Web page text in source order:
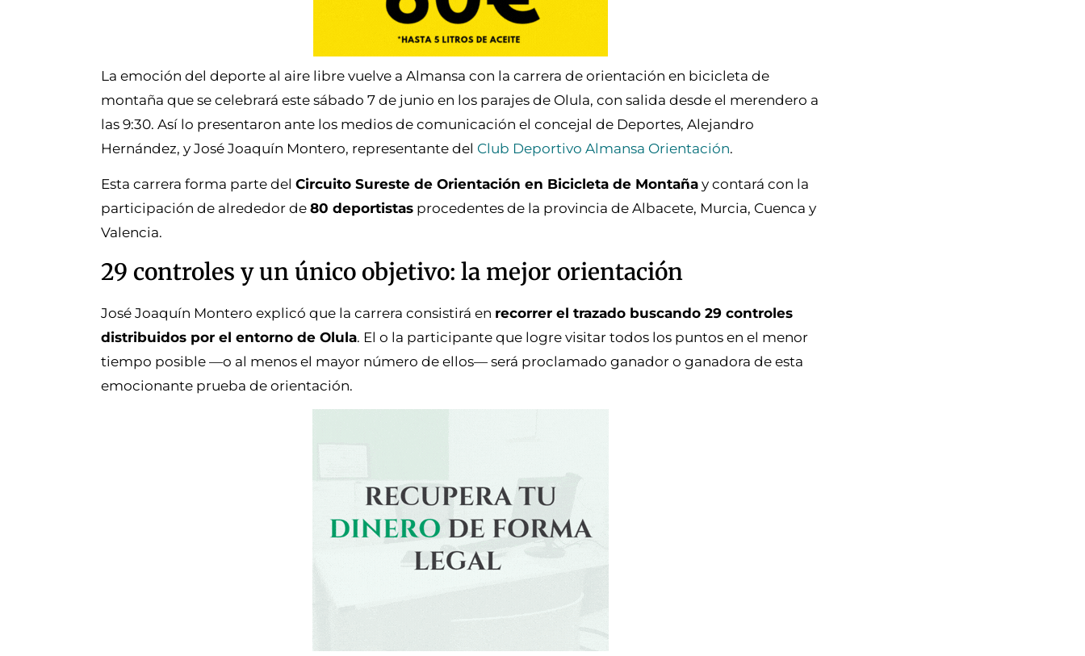
La emoción del deporte al aire libre vuelve a Almansa con la carrera de orientación en bicicleta de
montaña que se celebrará este sábado 7 de junio en los parajes de Olula, con salida desde el merendero a
las 9:30. Así lo presentaron ante los medios de comunicación el concejal de Deportes, Alejandro
Hernández, y José Joaquín Montero, representante del Club Deportivo Almansa Orientación.
Esta carrera forma parte del Circuito Sureste de Orientación en Bicicleta de Montaña y contará con la
participación de alrededor de 80 deportistas procedentes de la provincia de Albacete, Murcia, Cuenca y
Valencia.
29 controles y un único objetivo: la mejor orientación
José Joaquín Montero explicó que la carrera consistirá en recorrer el trazado buscando 29 controles
distribuidos por el entorno de Olula. El o la participante que logre visitar todos los puntos en el menor
tiempo posible —o al menos el mayor número de ellos— será proclamado ganador o ganadora de esta
emocionante prueba de orientación.